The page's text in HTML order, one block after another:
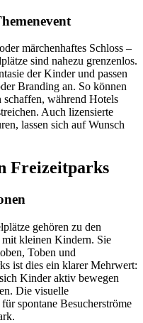
märchenhaftes Schloss –
sind nahezu grenzenlos.
der Kinder und passen
Branding an. So können
schaffen, während Hotels
Auch lizensierte
lassen sich auf Wunsch
Freizeitparks
gehören zu den
kleinen Kindern. Sie
Toben und
ist dies ein klarer Mehrwert:
Kinder aktiv bewegen
Die visuelle
spontane Besucherströme